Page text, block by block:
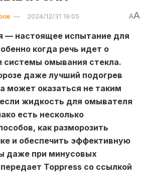
2024/12/31 19:05 AA
— настоящее испытание для
когда речь идет о
системы омывания стекла.
даже лучший подогрев
может оказаться не таким
жидкость для омывателя
есть несколько
как разморозить
и обеспечить эффективную
даже при минусовых
Toppress со ссылкой